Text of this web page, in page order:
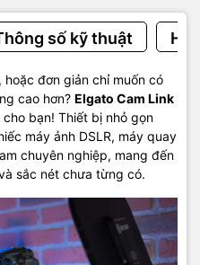
số kỹ thuật
hoặc đơn giản chỉ muốn có
cao hơn? Elgato Cam Link
bạn! Thiết bị nhỏ gọn
máy ảnh DSLR, máy quay
chuyên nghiệp, mang đến
sắc nét chưa từng có.